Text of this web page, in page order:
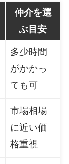
仲介を選
ぶ目安
多少時間
がかかっ
ても可
市場相場
に近い価
格重視